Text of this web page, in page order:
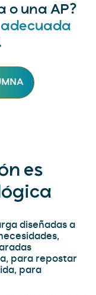
o una AP?
adecuada
es
diseñadas a
para repostar
para